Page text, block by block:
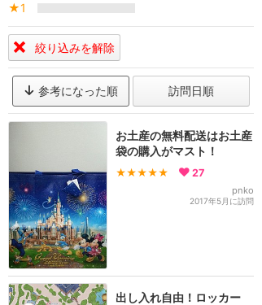
★1
絞り込みを解除
参考になった順 訪問日順
お土産の無料配送はお土産
袋の購入がマスト！
★★★★★ 27
pnko
2017年5月に訪問
出し入れ自由！ロッカー